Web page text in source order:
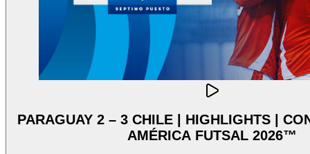
PARAGUAY 2 – 3 CHILE | HIGHLIGHTS |
AMÉRICA FUTSAL 2026™